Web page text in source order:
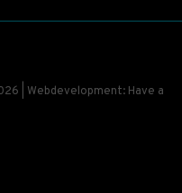
| Webdevelopment: Have a